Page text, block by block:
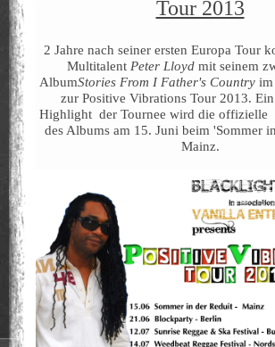
Tour 2013
2 Jahre nach seiner ersten Europa Tour
Multitalent Peter Lloydmit seinem
AlbumStories From I Father's Countryim
zur Positive Vibrations Tour 2013. Ein
Highlight der Tournee wird die offizielle
des Albums am 15. Juni beim 'Sommer
Mainz.